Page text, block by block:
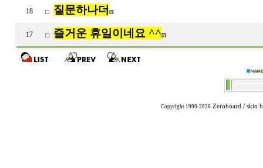
18 질문하나더 [3]
17 즐거운 휴일이네요 ^^ [7]
Copyright 1999-2026 Zeroboard / skin